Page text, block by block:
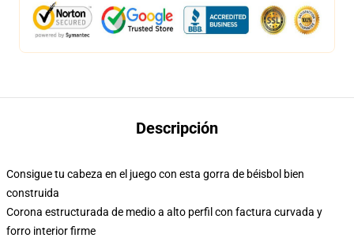
Descripción
Consigue tu cabeza en el juego con esta gorra de béisbol bien
construida
Corona estructurada de medio a alto perfil con factura curvada y
forro interior firme